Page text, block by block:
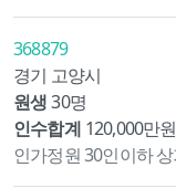
368879
경기 고양시
원생 30명
인수합계 120,000만원
인가정원 30인이하